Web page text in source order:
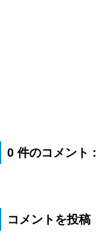
0 件のコメント :
コメントを投稿